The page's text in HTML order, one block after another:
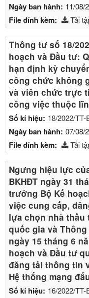
Ngày ban hành: 11/08/
File đính kèm: Tải
Thông tư số 18/
hoạch và Đầu tư:
hạn định kỳ
công chức không
và viên chức trực
công việc thuộc
Số kí hiệu: 18/2022/
Ngày ban hành: 07/08/
File đính kèm: Tải
Ngưng hiệu lực
BKHĐT ngày 31
trưởng Bộ Kế
việc cung cấp,
lựa chọn nhà thầu
quốc gia và Thông
ngày 15 tháng 6
hoạch và Đầu tư
đăng tải thông tin
Hệ thống mạng
Số kí hiệu: 16/2022/